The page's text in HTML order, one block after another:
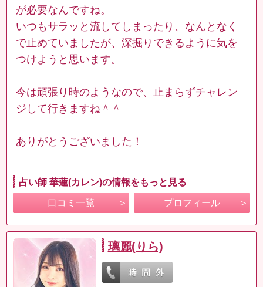
が必要なんですね。
いつもサラッと流してしまったり、なんとなく
で止めていましたが、深掘りできるように気を
つけようと思います。
今は頑張り時のようなので、止まらずチャレン
ジして行きますね＾＾
ありがとうございました！
占い師 華蓮(カレン)の情報をもっと見る
口コミ一覧 プロフィール
璃麗(りら)